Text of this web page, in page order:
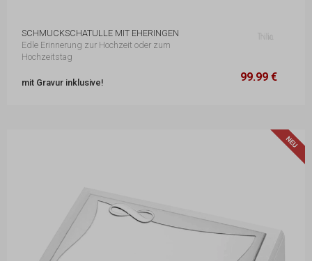
SCHMUCKSCHATULLE MIT EHERINGEN
Edle Erinnerung zur Hochzeit oder zum
Hochzeitstag
mit Gravur inklusive! 99.99 €
99.99 €